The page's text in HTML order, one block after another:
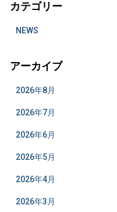
カテゴリー
NEWS
アーカイブ
2026年8月
2026年7月
2026年6月
2026年5月
2026年4月
2026年3月